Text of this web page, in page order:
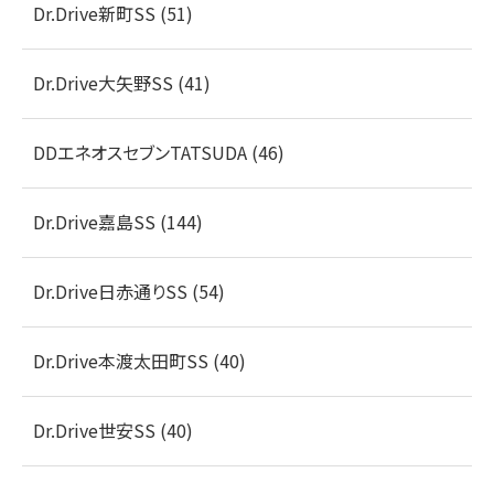
Dr.Drive新町SS (51)
Dr.Drive大矢野SS (41)
DDエネオスセブンTATSUDA (46)
Dr.Drive嘉島SS (144)
Dr.Drive日赤通りSS (54)
Dr.Drive本渡太田町SS (40)
Dr.Drive世安SS (40)